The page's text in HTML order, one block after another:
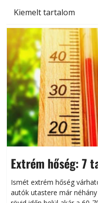
Kiemelt tartalom
Extrém hőség: 7
megóvhatjuk
Ismét extrém hőség
autók utastere már